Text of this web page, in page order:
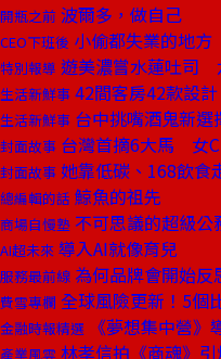
開瓶之前 波爾多，做自己
CEO下班後 小偷都失業的地方
特別報導 遊美濃嘗水蓮吐司
生活新鮮事 42間客房42款設
生活新鮮事 台中挑嘴酒鬼新
封面故事 台灣首摘6大馬 女
封面故事 她靠低碳、168飲
總編輯的話 鯨魚的祖先
商場自慢塾 不可思議的超級公
AI超未來 導入AI就像育兒
服務最前線 為何品牌會開始反
費雪專欄 全球風險更新！5個
金融時報精選 《夢想集中營》
產業風雲 林孝信拍《商魂》